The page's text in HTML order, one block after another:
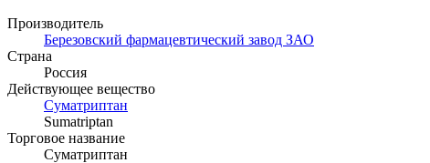
Производитель
Березовский фармацевтический завод ЗАО
Страна
Россия
Действующее вещество
Суматриптан
Sumatriptan
Торговое название
Суматриптан